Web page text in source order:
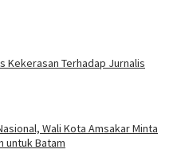
Kekerasan Terhadap Jurnalis
Wali Kota Amsakar Minta
untuk Batam